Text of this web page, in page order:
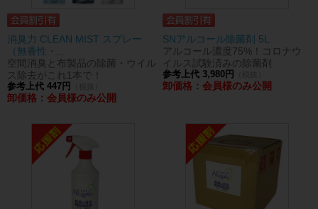
消臭力 CLEAN MIST スプレー
（無香性・...
空間消臭と布製品の除菌・ウイル
ス除去がこれ1本で！
参考上代 447円
卸価格：会員様のみ公開
SNアルコール除菌剤 5L
アルコール濃度75%！コロナウ
イルス試験済みの除菌剤
参考上代 3,980円
卸価格：会員様のみ公開